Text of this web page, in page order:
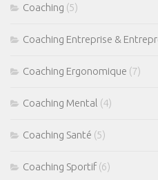
Coaching (5)
Coaching Entreprise &
Coaching Ergonomique (7)
Coaching Mental (4)
Coaching Santé (5)
Coaching Sportif(6)